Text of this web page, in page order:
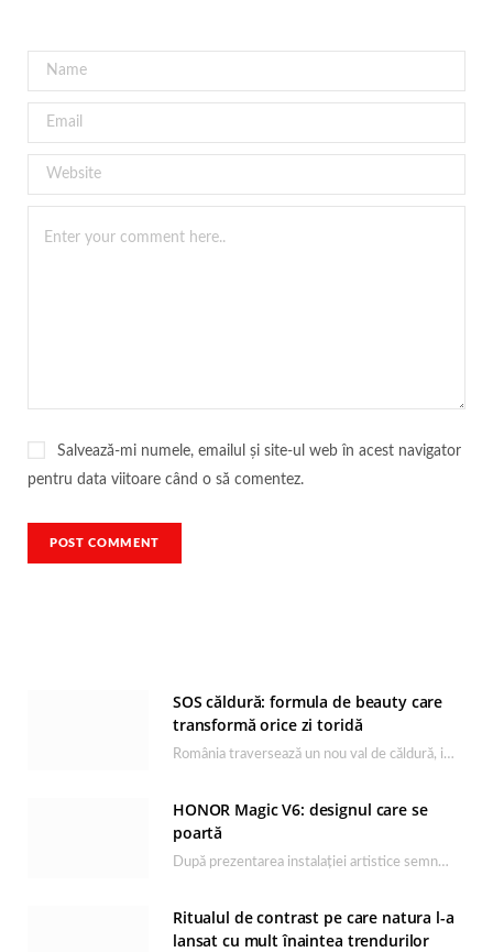
Salvează-mi numele, emailul și site-ul web în acest navigator
pentru data viitoare când o să comentez.
SOS căldură: formula de beauty care
transformă orice zi toridă
România traversează un nou val de căldură, iar rutina de îngrijire capătă un rol esențial…
HONOR Magic V6: designul care se
poartă
După prezentarea instalației artistice semnată de Catrinel Săbăciag în cadrul evenimentului de lansare HONOR Magic…
Ritualul de contrast pe care natura l-a
lansat cu mult înaintea trendurilor